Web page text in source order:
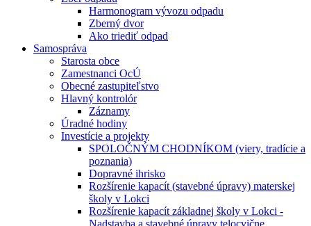
Harmonogram vývozu odpadu
Zberný dvor
Ako triediť odpad
Samospráva
Starosta obce
Zamestnanci OcÚ
Obecné zastupiteľstvo
Hlavný kontrolór
Záznamy
Úradné hodiny
Investície a projekty
SPOLOČNÝM CHODNÍKOM (viery, tradície a
poznania)
Dopravné ihrisko
Rozšírenie kapacít (stavebné úpravy) materskej
školy v Lokci
Rozšírenie kapacít základnej školy v Lokci -
Nadstavba a stavebné úpravy telocvične